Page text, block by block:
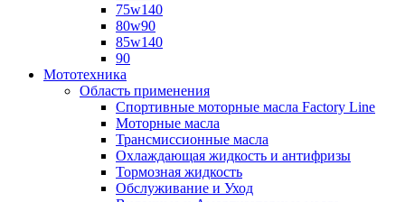
75w140
80w90
85w140
90
Мототехника
Область применения
Спортивные моторные масла Factory Line
Моторные масла
Трансмиссионные масла
Охлаждающая жидкость и антифризы
Тормозная жидкость
Обслуживание и Уход